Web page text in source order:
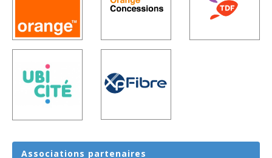
Associations partenaires